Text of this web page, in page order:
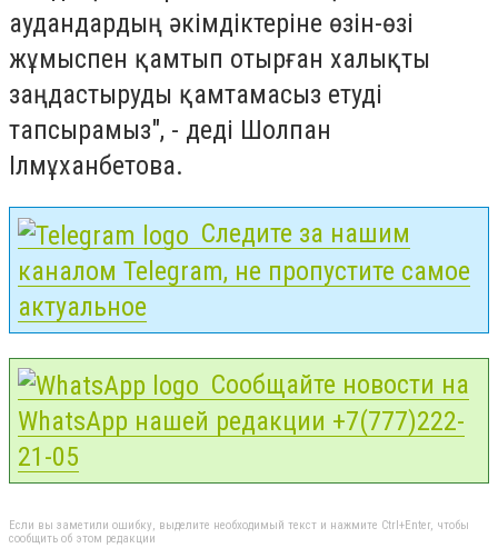
аудандардың әкімдіктеріне өзін-өзі
жұмыспен қамтып отырған халықты
заңдастыруды қамтамасыз етуді
тапсырамыз", - деді Шолпан
Ілмұханбетова.
Следите за нашим
каналом Telegram, не пропустите самое
актуальное
Сообщайте новости на
WhatsApp нашей редакции +7(777)222-
21-05
Если вы заметили ошибку, выделите необходимый текст и нажмите Ctrl+Enter, чтобы
сообщить об этом редакции